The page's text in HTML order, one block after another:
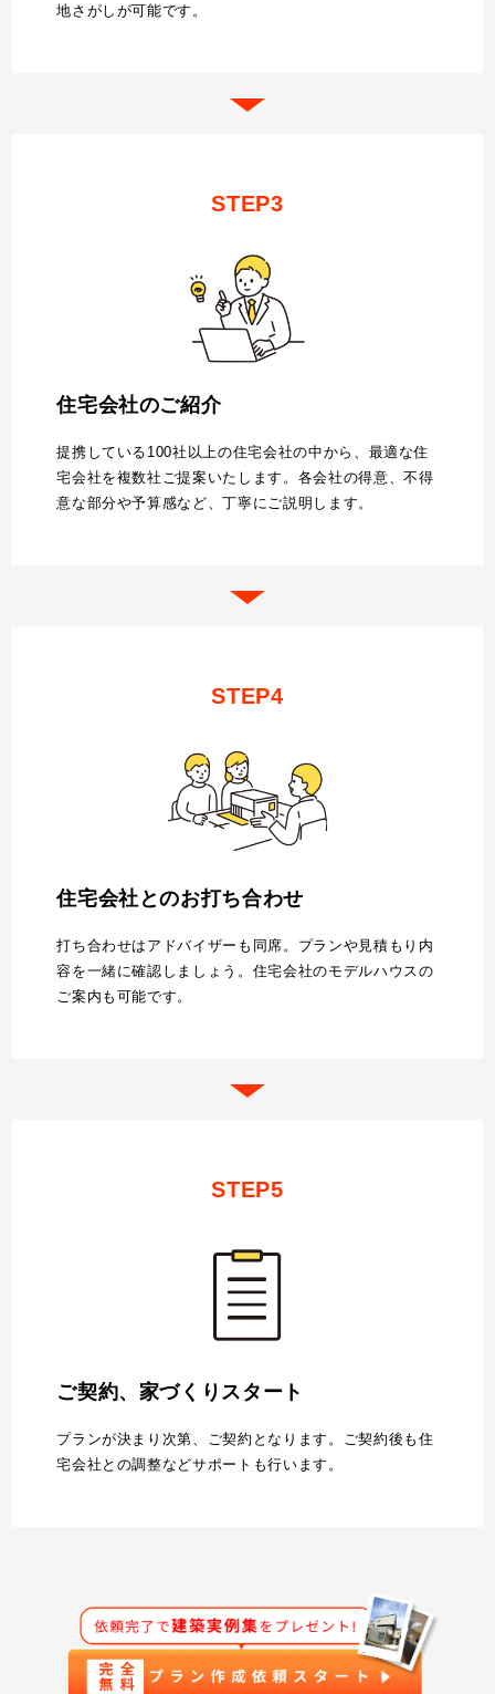
地さがしが可能です。
STEP3
住宅会社のご紹介
提携している100社以上の住宅会社の中から、最適な住
宅会社を複数社ご提案いたします。各会社の得意、不得
意な部分や予算感など、丁寧にご説明します。
STEP4
住宅会社とのお打ち合わせ
打ち合わせはアドバイザーも同席。プランや見積もり内
容を一緒に確認しましょう。住宅会社のモデルハウスの
ご案内も可能です。
STEP5
ご契約、家づくりスタート
プランが決まり次第、ご契約となります。ご契約後も住
宅会社との調整などサポートも行います。